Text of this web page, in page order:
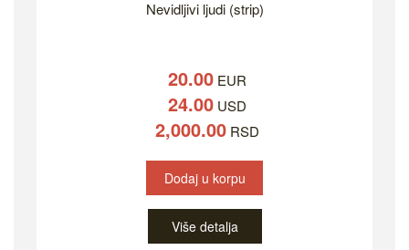
Nevidljivi ljudi (strip)
20.00EUR
24.00USD
2,000.00RSD
Dodaj u korpu
Više detalja